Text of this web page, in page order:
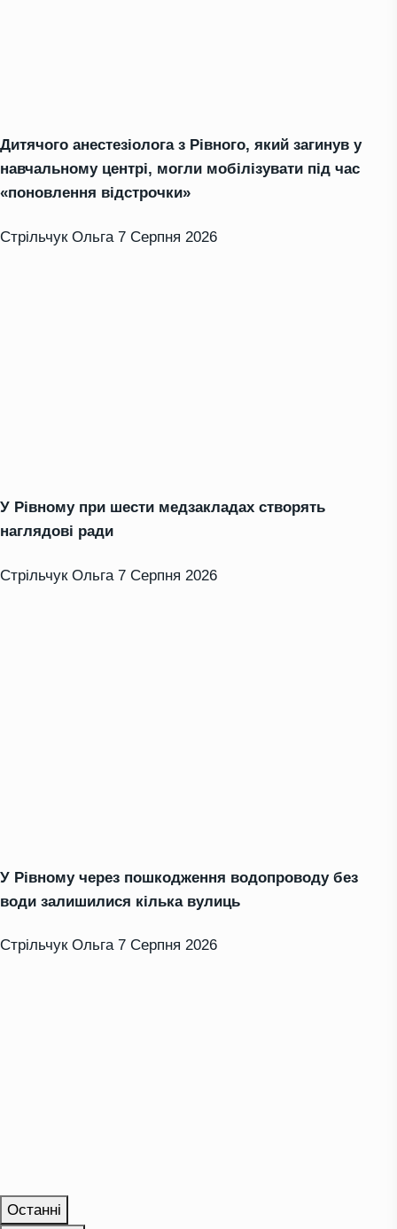
Дитячого анестезіолога з Рівного, який загинув у
навчальному центрі, могли мобілізувати під час
«поновлення відстрочки»
Стрільчук Ольга 7 Серпня 2026
У Рівному при шести медзакладах створять
наглядові ради
Стрільчук Ольга 7 Серпня 2026
У Рівному через пошкодження водопроводу без
води залишилися кілька вулиць
Стрільчук Ольга 7 Серпня 2026
Останні